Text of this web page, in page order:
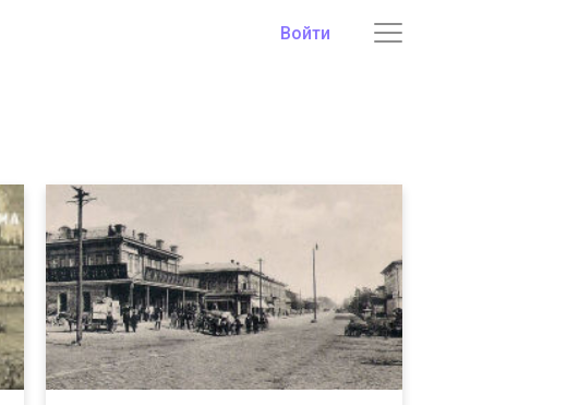
Войти